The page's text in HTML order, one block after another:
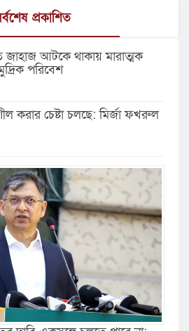
প্রকাশিত
জাহাজ আটকে থাকায় মারাত্মক
পরিবেশ
করার চেষ্টা চলছে: মির্জা ফখরুল